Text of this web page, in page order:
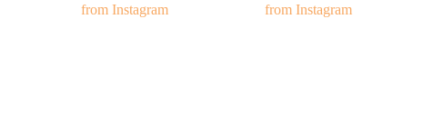
from Instagram from Instagram